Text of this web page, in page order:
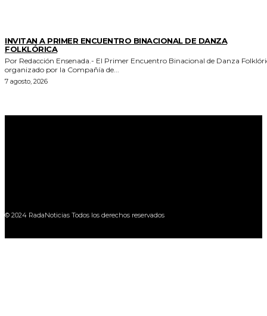
INVITAN A PRIMER ENCUENTRO BINACIONAL DE DANZA
FOLKLÓRICA
Por Redacción Ensenada.- El Primer Encuentro Binacional de Danza
organizado por la Compañía de...
7 agosto, 2026
© 2024 RadaNoticias Todos los derechos reservados